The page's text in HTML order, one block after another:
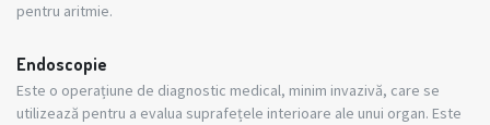
pentru aritmie.
Endoscopie
Este o operațiune de diagnostic medical, minim invazivă, care se
utilizează pentru a evalua suprafețele interioare ale unui organ. Este